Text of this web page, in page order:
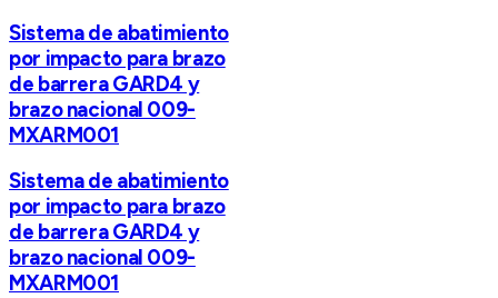
Sistema de abatimiento
por impacto para brazo
de barrera GARD4 y
brazo nacional 009-
MXARM001
Sistema de abatimiento
por impacto para brazo
de barrera GARD4 y
brazo nacional 009-
MXARM001